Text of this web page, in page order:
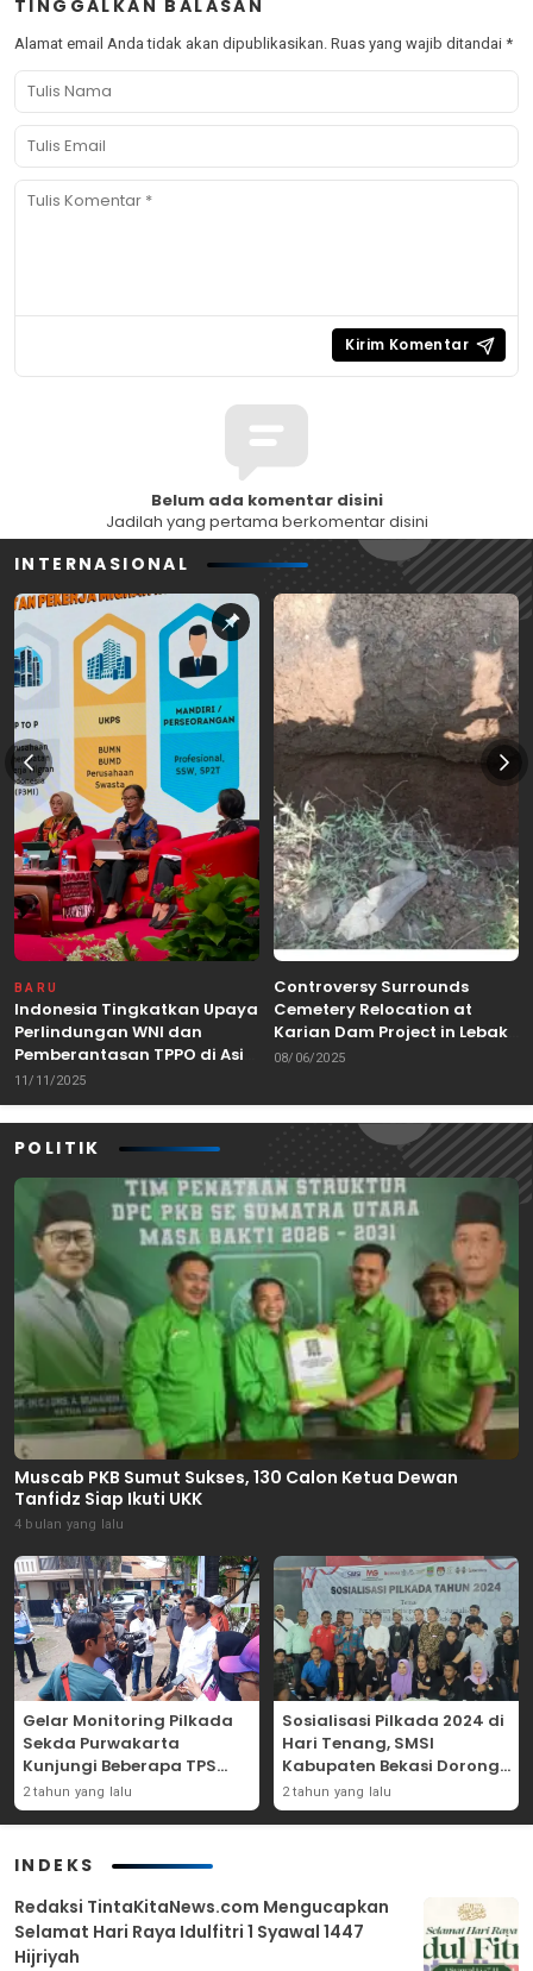
TINGGALKAN BALASAN
Alamat email Anda tidak akan dipublikasikan. Ruas yang wajib ditandai *
Belum ada komentar disini
Jadilah yang pertama berkomentar disini
INTERNASIONAL
BARU
Indonesia Tingkatkan Upaya
Perlindungan WNI dan
Pemberantasan TPPO di Asia
Tenggara
11/11/2025
Controversy Surrounds
Cemetery Relocation at
Karian Dam Project in Lebak,
Banten
08/06/2025
POLITIK
Muscab PKB Sumut Sukses, 130 Calon Ketua Dewan
Tanfidz Siap Ikuti UKK
4 bulan yang lalu
Gelar Monitoring Pilkada
Sekda Purwakarta
Kunjungi Beberapa TPS
Yang Ada Di Purwakarta
2 tahun yang lalu
Sosialisasi Pilkada 2024 di
Hari Tenang, SMSI
Kabupaten Bekasi Dorong
Angka Partisipasi
Masyarakat
2 tahun yang lalu
INDEKS
Redaksi TintaKitaNews.com Mengucapkan
Selamat Hari Raya Idulfitri 1 Syawal 1447
Hijriyah